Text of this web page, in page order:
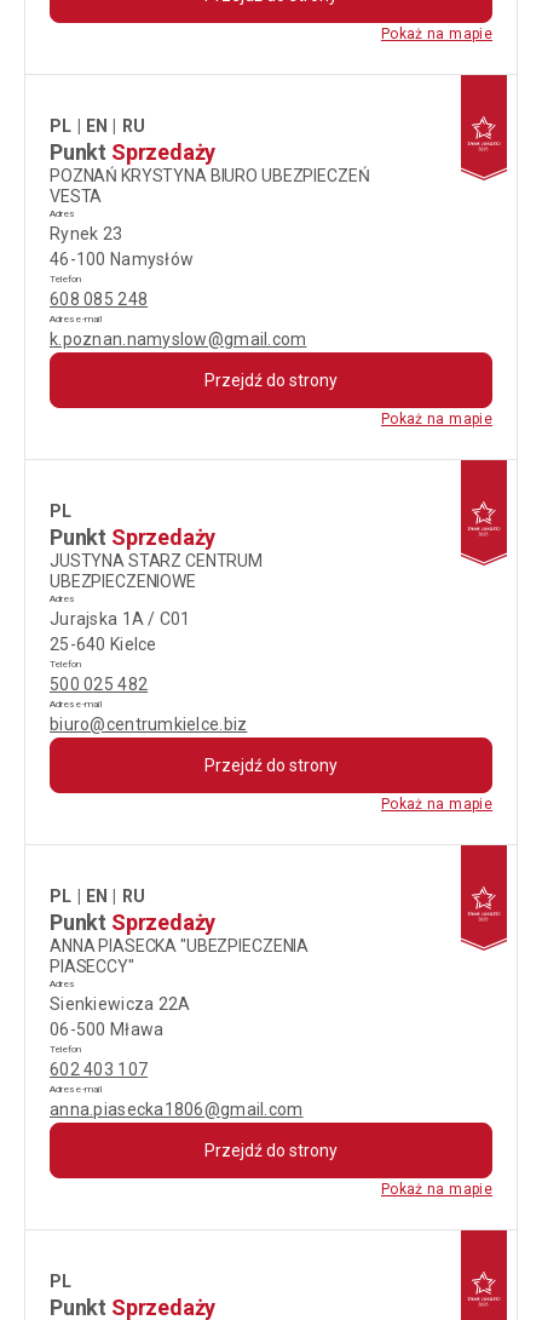
Pokaż na mapie
PL EN RU
Punkt Sprzedaży
POZNAŃ KRYSTYNA BIURO UBEZPIECZEŃ
VESTA
Adres
Rynek 23
46-100 Namysłów
Telefon
608 085 248
Adres e-mail
k.poznan.namyslow@gmail.com
Przejdź do strony
Pokaż na mapie
PL
Punkt Sprzedaży
JUSTYNA STARZ CENTRUM
UBEZPIECZENIOWE
Adres
Jurajska 1A / C01
25-640 Kielce
Telefon
500 025 482
Adres e-mail
biuro@centrumkielce.biz
Przejdź do strony
Pokaż na mapie
PL EN RU
Punkt Sprzedaży
ANNA PIASECKA "UBEZPIECZENIA
PIASECCY"
Adres
Sienkiewicza 22A
06-500 Mława
Telefon
602 403 107
Adres e-mail
anna.piasecka1806@gmail.com
Przejdź do strony
Pokaż na mapie
PL
Punkt Sprzedaży